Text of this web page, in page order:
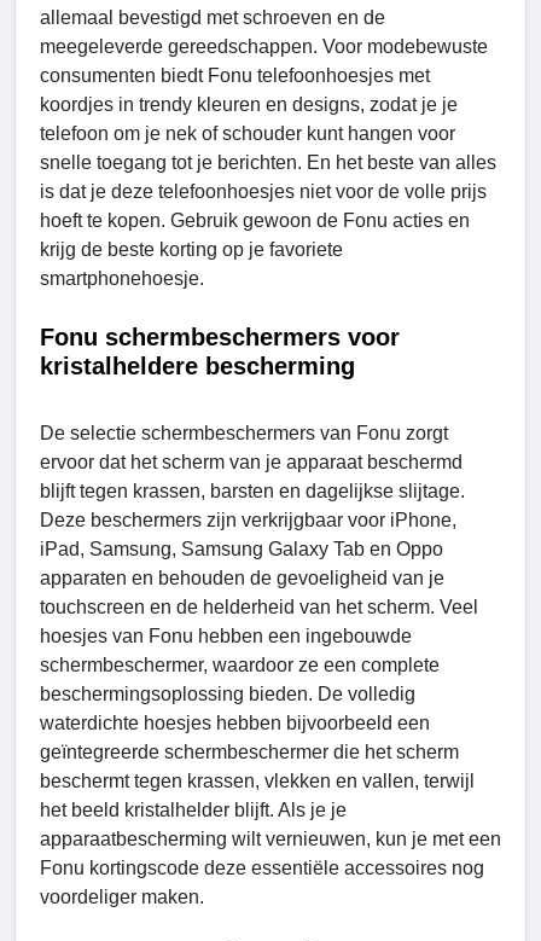
allemaal bevestigd met schroeven en de
meegeleverde gereedschappen. Voor modebewuste
consumenten biedt Fonu telefoonhoesjes met
koordjes in trendy kleuren en designs, zodat je je
telefoon om je nek of schouder kunt hangen voor
snelle toegang tot je berichten. En het beste van alles
is dat je deze telefoonhoesjes niet voor de volle prijs
hoeft te kopen. Gebruik gewoon de Fonu acties en
krijg de beste korting op je favoriete
smartphonehoesje.
Fonu schermbeschermers voor
kristalheldere bescherming
De selectie schermbeschermers van Fonu zorgt
ervoor dat het scherm van je apparaat beschermd
blijft tegen krassen, barsten en dagelijkse slijtage.
Deze beschermers zijn verkrijgbaar voor iPhone,
iPad, Samsung, Samsung Galaxy Tab en Oppo
apparaten en behouden de gevoeligheid van je
touchscreen en de helderheid van het scherm. Veel
hoesjes van Fonu hebben een ingebouwde
schermbeschermer, waardoor ze een complete
beschermingsoplossing bieden. De volledig
waterdichte hoesjes hebben bijvoorbeeld een
geïntegreerde schermbeschermer die het scherm
beschermt tegen krassen, vlekken en vallen, terwijl
het beeld kristalhelder blijft. Als je je
apparaatbescherming wilt vernieuwen, kun je met een
Fonu kortingscode deze essentiële accessoires nog
voordeliger maken.